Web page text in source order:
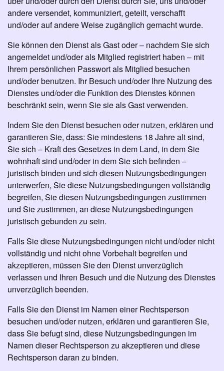
andere versendet, kommuniziert, geteilt, verschafft
und/oder auf andere Weise zugänglich gemacht wurde.
Sie können den Dienst als Gast oder – nachdem Sie sich
angemeldet und/oder als Mitglied registriert haben – mit
Ihrem persönlichen Passwort als Mitglied besuchen
und/oder benutzen. Ihr Besuch und/oder Ihre Nutzung des
Dienstes und/oder die Funktion des Dienstes können
beschränkt sein, wenn Sie sie als Gast verwenden.
Indem Sie den Dienst besuchen oder nutzen, erklären und
garantieren Sie, dass: Sie mindestens 18 Jahre alt sind,
Sie sich – Kraft des Gesetzes in dem Land, in dem Sie
wohnhaft sind und/oder in dem Sie sich befinden –
juristisch binden und sich diesen Nutzungsbedingungen
unterwerfen, Sie diese Nutzungsbedingungen vollständig
begreifen, Sie diesen Nutzungsbedingungen zustimmen
und Sie zustimmen, an diese Nutzungsbedingungen
juristisch gebunden zu sein.
Falls Sie diese Nutzungsbedingungen nicht und/oder nicht
vollständig und nicht ohne Vorbehalt begreifen und
akzeptieren, müssen Sie den Dienst unverzüglich
verlassen und Ihren Besuch und die Nutzung des Dienstes
unverzüglich beenden.
Falls Sie den Dienst im Namen einer Rechtsperson
besuchen und/oder nutzen, erklären und garantieren Sie,
dass Sie befugt sind, diese Nutzungsbedingungen im
Namen dieser Rechtsperson zu akzeptieren und diese
Rechtsperson daran zu binden.